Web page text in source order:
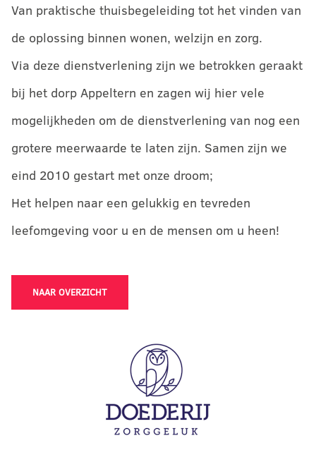
Van praktische thuisbegeleiding tot het vinden van
de oplossing binnen wonen, welzijn en zorg.
Via deze dienstverlening zijn we betrokken geraakt
bij het dorp Appeltern en zagen wij hier vele
mogelijkheden om de dienstverlening van nog een
grotere meerwaarde te laten zijn. Samen zijn we
eind 2010 gestart met onze droom;
Het helpen naar een gelukkig en tevreden
leefomgeving voor u en de mensen om u heen!
NAAR OVERZICHT